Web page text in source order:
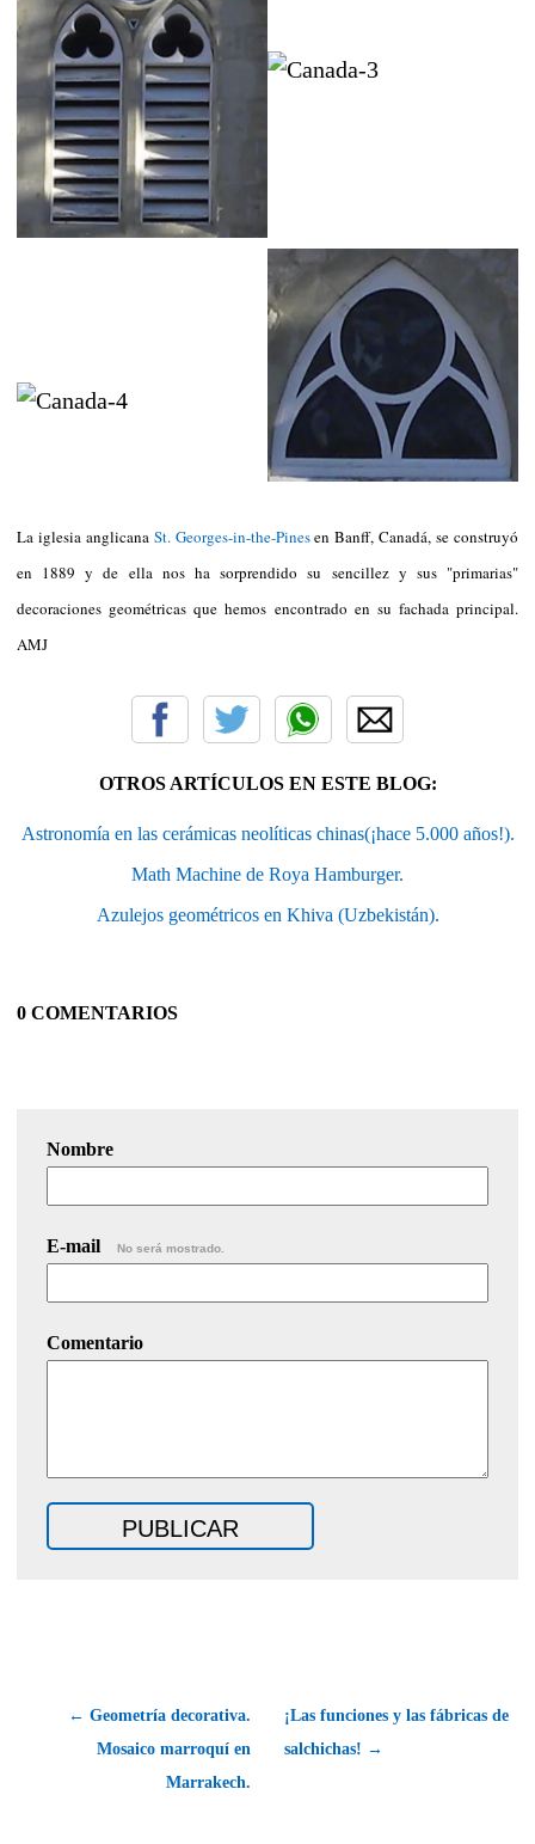
La iglesia anglicana St. Georges-in-the-Pinesen Banff, Canadá, se construyó
en 1889 y de ella nos ha sorprendido su sencillez y sus "primarias"
decoraciones geométricas que hemos encontrado en su fachada principal.
AMJ
OTROS ARTÍCULOS EN ESTE BLOG:
Astronomía en las cerámicas neolíticas chinas(¡hace 5.000 años!).
Math Machine de Roya Hamburger.
Azulejos geométricos en Khiva (Uzbekistán).
0 COMENTARIOS
Nombre
E-mail No será mostrado.
Comentario
← Geometría decorativa.
Mosaico marroquí en
Marrakech.
¡Las funciones y las fábricas de
salchichas! →